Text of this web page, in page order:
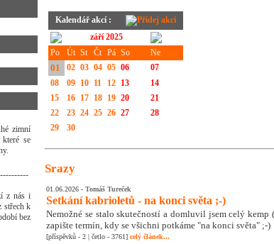
zimní
se
z nás i
střech k
bez
Kalendář akcí :
září 2025
Po
Út St Čt Pá So Ne
01 02 03 04 05 06
07
08
09 10 11 12 13
14
15
16 17 18 19 20
21
22
23 24 25 26 27
28
29
30
Srazy
01.06.2026 - Tomáš Tureček
Setkání kabrioletů - na konci světa ;-)
Nemožné se stalo skutečností a domluvil jsem celý
zapište termín, kdy se všichni potkáme "na konci světa" ;-)
[příspěvků - 2 | četlo - 3761] celý článek...